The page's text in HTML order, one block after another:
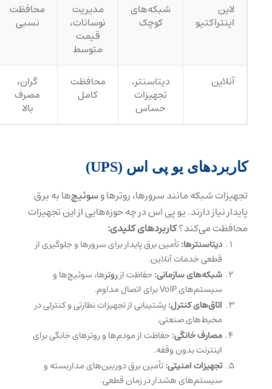
لاین
اینتراکتیو
شبکه‌های
کوچک
مدیریت
نوسانات،
قیمت
متوسط
محافظت
نسبی
آنلاین دیتاسنتر،
تجهیزات
حساس
محافظت
کامل
گران،
مصرف
بالا
کاربردهای یو‌ پی‌ اس (UPS)
تجهیزات شبکه مانند سرورها، روترها وسوئیچ‌ها به برق
پایدار نیاز دارند. یو پی اس در چه حوزه‌هایی از این تجهیزات
محافظت می‌کند؟کاربردهای کلیدی:
دیتاسنترها:تأمین برق پایدار برای سرورها و جلوگیری از
قطعی خدمات آنلاین.
شبکه‌های سازمانی: حفاظت ازروترها، سوئیچ‌ها و
سیستم‌های VoIP برای اتصال مداوم.
اتاق‌های کنترل:پشتیبانی از تجهیزات نظارتی و کنترلی در
محیط‌های صنعتی.
مصارف خانگی: حفاظت از مودم‌ها و روترهای خانگی برای
اینترنت بدون وقفه.
تجهیزات امنیتی:تأمین برق دوربین‌های مداربسته و
سیستم‌های هشدار در زمان قطعی.